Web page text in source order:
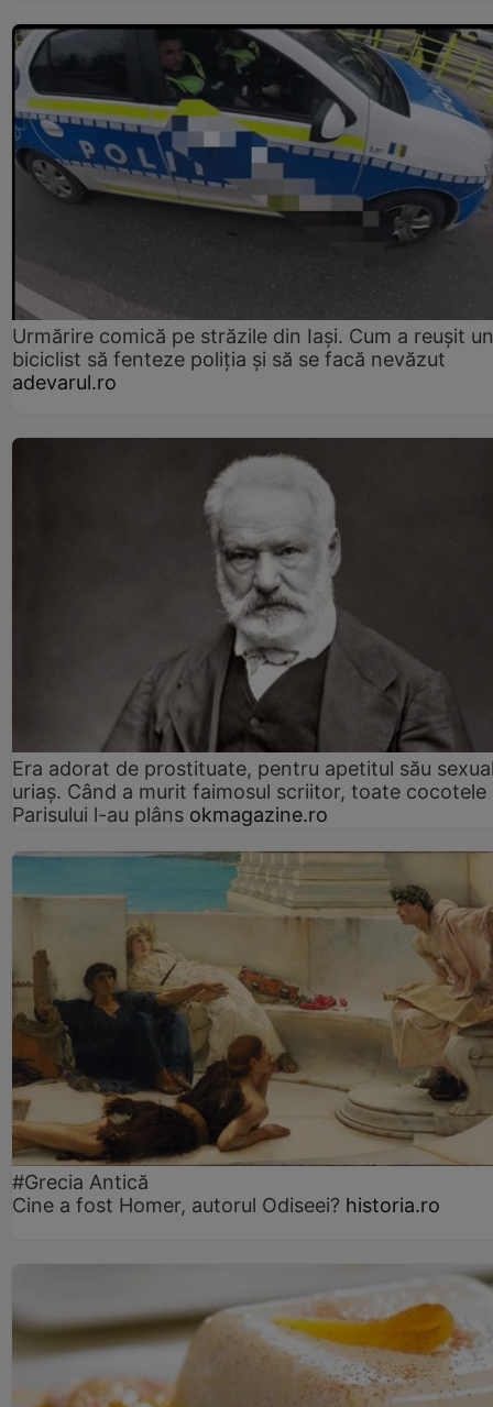
Urmărire comică pe străzile din Iași. Cum a reușit un
biciclist să fenteze poliția și să se facă nevăzut
adevarul.ro
Era adorat de prostituate, pentru apetitul său
uriaș. Când a murit faimosul scriitor, toate cocotele
Parisului l-au plâns okmagazine.ro
#Grecia Antică
Cine a fost Homer, autorul Odiseei? historia.ro